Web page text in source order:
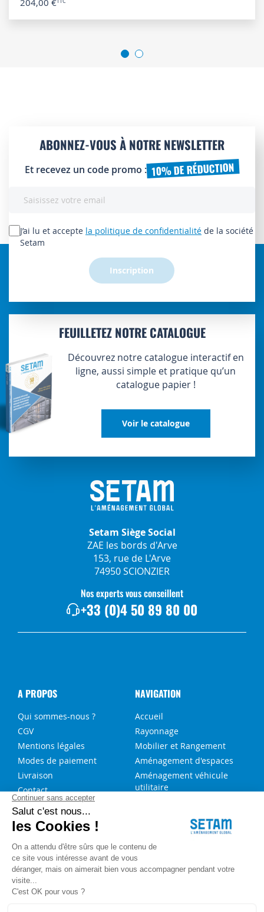
204,00 €
ABONNEZ-VOUS À NOTRE NEWSLETTER
Et recevez un code promo : 10% DE RÉDUCTION
lettre
d’information
J’ai lu et accepte la politique de confidentialité de la société
Setam
Inscription
FEUILLETEZ NOTRE CATALOGUE
Découvrez notre catalogue interactif en
ligne, aussi simple et pratique qu’un
catalogue papier !
Voir le catalogue
Setam Siège Social
ZAE les bords d'Arve
153, rue de L'Arve
74950 SCIONZIER
Nos experts vous conseillent
+33 (0)4 50 89 80 00
A PROPOS
Qui sommes-nous ?
CGV
Mentions légales
Modes de paiement
Livraison
Contact
NAVIGATION
Accueil
Rayonnage
Mobilier et Rangement
Aménagement d'espaces
Aménagement véhicule
utilitaire
NOS SERVICES
FAQ
Blog
Aide au choix rayonnage
Service de montage